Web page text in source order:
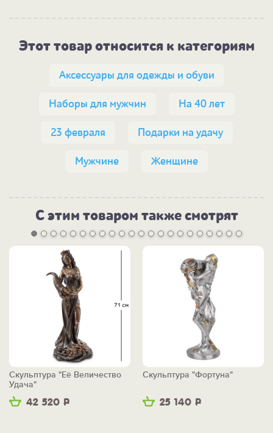
Этот товар относится к категориям
Аксессуары для одежды и обуви
Наборы для мужчин На 40 лет
23 февраля Подарки на удачу
Мужчине Женщине
С этим товаром также смотрят
42 520 Р
Скульптура "Её Величество
Удача"
25 140 Р
Скульптура "Фортуна"